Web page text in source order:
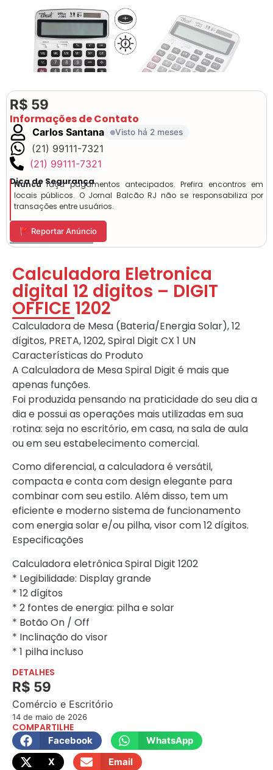
R$ 59
Informações de Contato
Carlos Santana Visto há 2 meses
(21) 99111-7321
(21) 99111-7321
Dica de Segurança
Nuncafaça pagamentos antecipados. Prefira encontros em
locais públicos. O Jornal Balcão RJ não se responsabiliza por
transações entre usuários.
🚩 Reportar Anúncio
Calculadora Eletronica
digital 12 digitos – DIGIT
OFFICE 1202
Calculadora de Mesa (Bateria/Energia Solar), 12
dígitos, PRETA, 1202, Spiral Digit CX 1 UN
Características do Produto
A Calculadora de Mesa Spiral Digit é mais que
apenas funções.
Foi produzida pensando na praticidade do seu dia a
dia e possui as operações mais utilizadas em sua
rotina: seja no escritório, em casa, na sala de aula
ou em seu estabelecimento comercial.
Como diferencial, a calculadora é versátil,
compacta e conta com design elegante para
combinar com seu estilo. Além disso, tem um
eficiente e moderno sistema de funcionamento
com energia solar e/ou pilha, visor com 12 dígitos.
Especificações
Calculadora eletrônica Spiral Digit 1202
* Legibilidade: Display grande
* 12 dígitos
* 2 fontes de energia: pilha e solar
* Botão On / Off
* Inclinação do visor
* 1 pilha incluso
DETALHES
R$ 59
Comércio e Escritório
14 de maio de 2026
COMPARTILHE
Facebook
WhatsApp
X
Email